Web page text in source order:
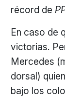
récord de
En caso de
victorias.
Mercedes
dorsal)
bajo los